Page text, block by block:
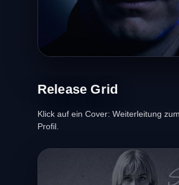
Release Grid
Klick auf ein Cover: Weiterleitung
Profil.